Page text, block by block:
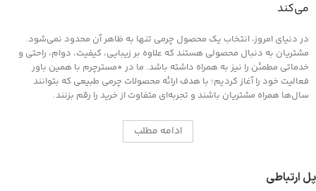
می‌کند
در دنیای امروز، انتخاب یک محصول چرمی تنها به ظاهر آن محدود نمی‌شود.
مشتریان به دنبال محصولی هستند که علاوه بر زیبایی، کیفیت، دوام، راحتی و
خدماتی مطمئن را نیز به همراه داشته باشد. ما در *مسترچرم با همین باور
فعالیت خود را آغاز کردیم؛ با هدف ارائه محصولات چرمی طبیعی که بتوانند
سال‌ها همراه مشتریان باشند و تجربه‌ای متفاوت از خرید را رقم بزنند.
ادامه مطلب
پل ارتباطی